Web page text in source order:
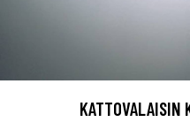
KATTOVALAISIN